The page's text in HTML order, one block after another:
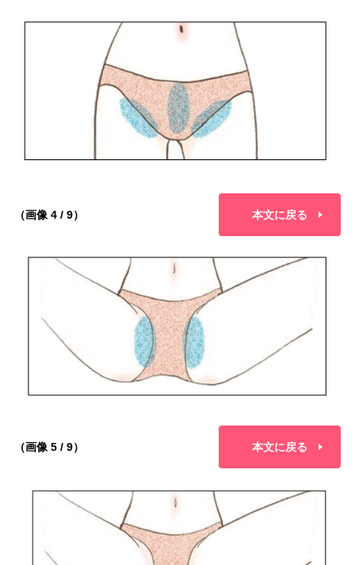
（画像 4 / 9） 本文に戻る
（画像 5 / 9） 本文に戻る